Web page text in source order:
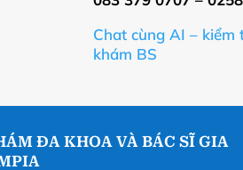
Chat cùng AI – kiểm
khám BS
ĐA KHOA VÀ BÁC SĨ GIA